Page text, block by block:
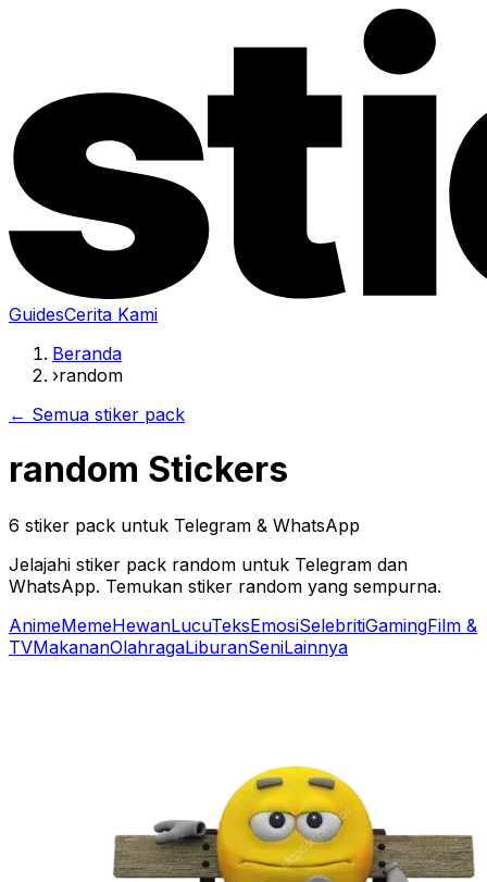
GuidesCerita Kami
Beranda
›random
← Semua stiker pack
random Stickers
6 stiker pack untuk Telegram & WhatsApp
Jelajahi stiker pack random untuk Telegram dan
WhatsApp. Temukan stiker random yang sempurna.
AnimeMemeHewanLucuTeksEmosiSelebritiGamingFilm &
TVMakananOlahragaLiburanSeniLainnya